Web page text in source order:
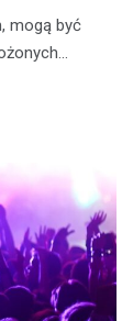
mogą być